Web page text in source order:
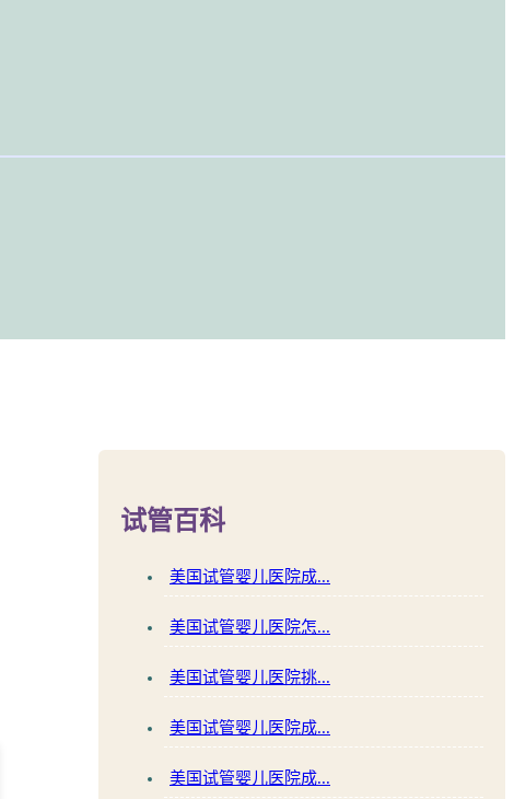
试管百科
美国试管婴儿医院成...
美国试管婴儿医院怎...
美国试管婴儿医院挑...
美国试管婴儿医院成...
美国试管婴儿医院成...